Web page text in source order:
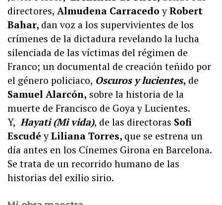
directores, Almudena CarracedoyRobert
Bahar, dan voz a los supervivientes de los
crímenes de la dictadura revelando la lucha
silenciada de las víctimas del régimen de
Franco; un documental de creación teñido por
el género policiaco, Oscuros y lucientes, de
Samuel Alarcón, sobre la historia de la
muerte de Francisco de Goya y Lucientes.
Y, Hayati (Mi vida), de las directoras Sofi
EscudéyLiliana Torres, que se estrena un
día antes en los Cínemes Girona en Barcelona.
Se trata de un recorrido humano de las
historias del exilio sirio.